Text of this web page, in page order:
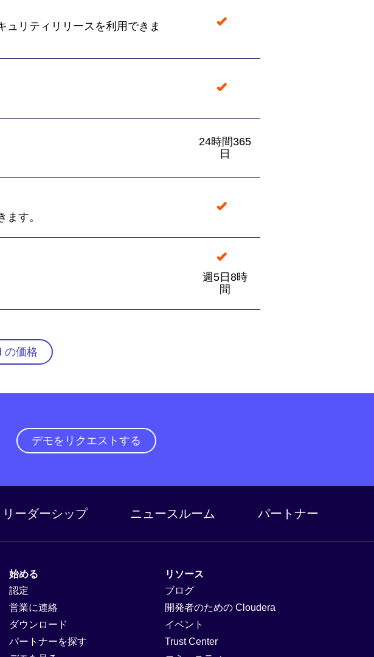
ュリティリリースを利用できま
24時間365
日
す。
週5日8時
間
の価格
デモをリクエストする
リーダーシップ ニュースルーム パートナー
始める
認定
営業に連絡
ダウンロード
パートナーを探す
リソース
ブログ
開発者のための Cloudera
イベント
Trust Center